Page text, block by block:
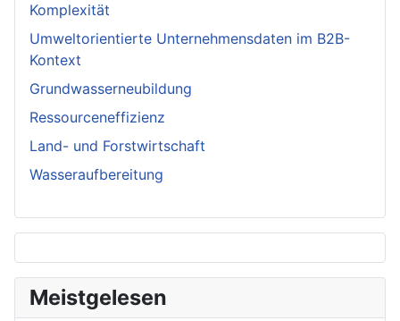
Komplexität
Umweltorientierte Unternehmensdaten im B2B-
Kontext
Grundwasserneubildung
Ressourceneffizienz
Land- und Forstwirtschaft
Wasseraufbereitung
Meistgelesen